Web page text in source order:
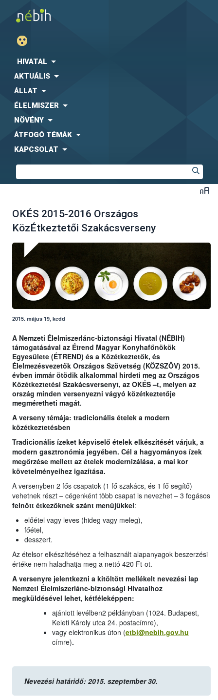
HIVATAL
AKTUÁLIS
ÁLLAT
ÉLELMISZER
NÖVÉNY
ÁTFOGÓ TÉMÁK
KAPCSOLAT
OKÉS 2015-2016 Országos
KözÉtkeztetői Szakácsverseny
2015. május 19, kedd
A Nemzeti Élelmiszerlánc-biztonsági Hivatal (NÉBIH)
támogatásával az Étrend Magyar Konyhafőnökök
Egyesülete (ÉTREND) és a Közétkeztetők, és
Élelmezésvezetők Országos Szövetség (KÖZSZÖV) 2015.
évben immár ötödik alkalommal hirdeti meg az Országos
Közétkeztetési Szakácsversenyt, az OKÉS –t, melyen az
ország minden versenyezni vágyó közétkeztetője
megméretheti magát.
A verseny témája: tradicionális ételek a modern
közétkeztetésben
Tradicionális ízeket képviselő ételek elkészítését várjuk, a
modern gasztronómia jegyében. Cél a hagyományos ízek
megőrzése mellett az ételek modernizálása, a mai kor
követelményeihez igazítása.
A versenyben 2 fős csapatok (1 fő szakács, és 1 fő segítő)
vehetnek részt – cégenként több csapat is nevezhet – 3 fogásos
felnőtt étkezőknek szánt menüjükkel:
előétel vagy leves (hideg vagy meleg),
főétel,
desszert.
Az ételsor elkészítéséhez a felhasznált alapanyagok beszerzési
értéke nem haladhatja meg a nettó 420 Ft-ot.
A versenyre jelentkezni a kitöltött mellékelt nevezési lap
Nemzeti Élelmiszerlánc-biztonsági Hivatalhoz
megküldésével lehet, kétféleképpen:
ajánlott levélben2 példányban (1024. Budapest,
Keleti Károly utca 24. postacímre),
vagy elektronikus úton (etbi@nebih.gov.hu
címre).
Nevezési határidő: 2015. szeptember 30.